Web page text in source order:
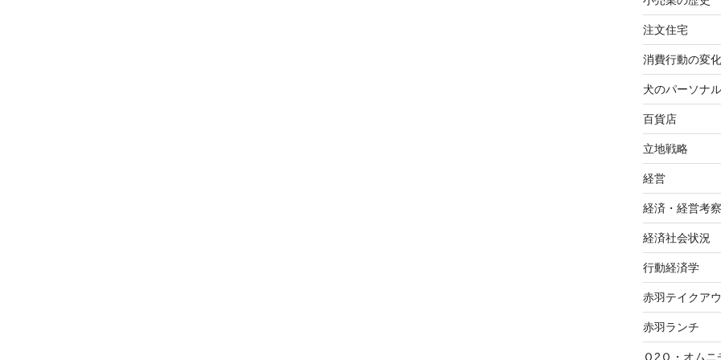
注文住宅
消費行動の変化
犬のパーソナ
百貨店
立地戦略
経営
経済・経営考察
経済社会状況
行動経済学
赤羽テイクア
赤羽ランチ
Ｏ2Ｏ・オムニ